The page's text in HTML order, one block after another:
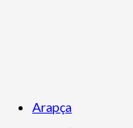
Arapça